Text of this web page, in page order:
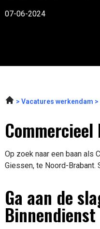
07-06-2024
Vacatures werkendam
Op zoek naar een baan als
Giessen, te Noord-
Ga aan de
Binnendienst